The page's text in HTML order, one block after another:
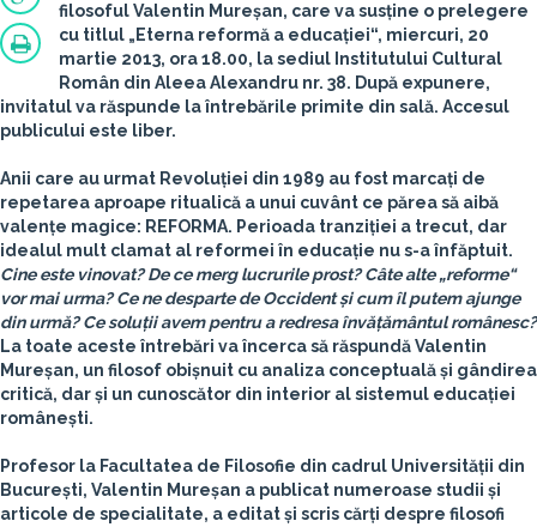
filosofulValentin Mureșan, care va susține o prelegere
cu titlul „Eterna reformă a educației“, miercuri, 20
martie 2013, ora 18.00, la sediul Institutului Cultural
Român din Aleea Alexandru nr. 38. După expunere,
invitatul va răspunde la întrebările primite din sală. Accesul
publicului este liber.
Anii care au urmat Revoluției din 1989 au fost marcați de
repetarea aproape ritualică a unui cuvânt ce părea să aibă
valențe magice: REFORMA. Perioada tranziției a trecut, dar
idealul mult clamat al reformei în educație nu s-a înfăptuit.
Cine este vinovat? De ce merg lucrurile prost? Câte alte „reforme“
vor mai urma? Ce ne desparte de Occident și cum îl putem ajunge
din urmă? Ce soluții avem pentru a redresa învățământul românesc?
La toate aceste întrebări va încerca să răspundă Valentin
Mureșan, un filosof obișnuit cu analiza conceptuală și gândirea
critică, dar și un cunoscător din interior al sistemul educației
românești.
Profesor la Facultatea de Filosofie din cadrul Universității din
București, Valentin Mureșan a publicat numeroase studii și
articole de specialitate, a editat și scris cărți despre filosofi